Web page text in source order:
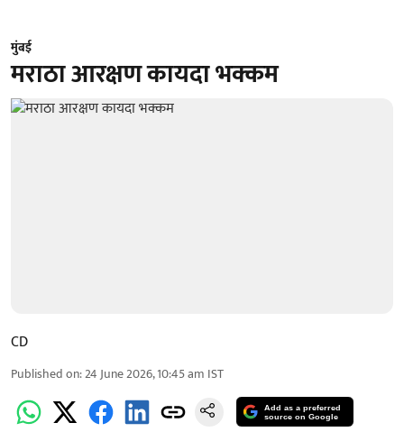
मुंबई
मराठा आरक्षण कायदा भक्कम
CD
Published on:24 June 2026, 10:45 am IST
Add as a preferred
source on Google